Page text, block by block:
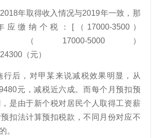
2018年取得收入情况与2019年一致，那
应缴纳个税：[（17000-3500）
（17000-5000）
（元）
行后，对甲某来说减税效果明显，从
元，减税近六成。而每个月预扣预
是由于新个税对居民个人取得工资薪
扣法计算预扣税款，不同月份对应不
。